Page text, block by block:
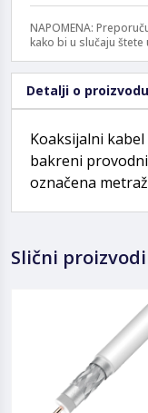
NAPOMENA:
kako bi u slučaju
Detalji o proizvodu
Koaksijalni
bakreni
označena
Slični proizvodi